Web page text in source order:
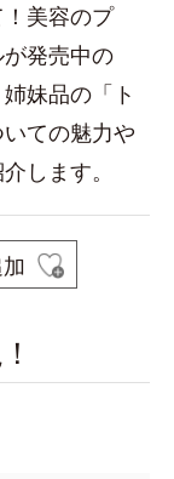
美容のプ
発売中の
妹品の「ト
ての魅力や
します。